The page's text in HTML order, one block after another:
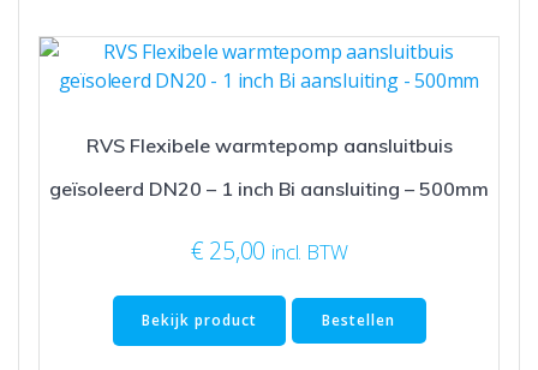
RVS Flexibele warmtepomp aansluitbuis
geïsoleerd DN20 – 1 inch Bi aansluiting – 500mm
€ 25,00 incl. BTW
Bekijk product Bestellen